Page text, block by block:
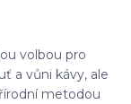
volbou pro
a vůni kávy, ale
metodou